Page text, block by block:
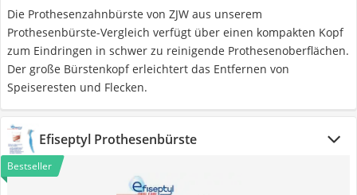
Die Prothesenzahnbürste von ZJW aus unserem
Prothesenbürste-Vergleich verfügt über einen kompakten Kopf
zum Eindringen in schwer zu reinigende Prothesenoberflächen.
Der große Bürstenkopf erleichtert das Entfernen von
Speiseresten und Flecken.
Efiseptyl Prothesenbürste
Bestseller